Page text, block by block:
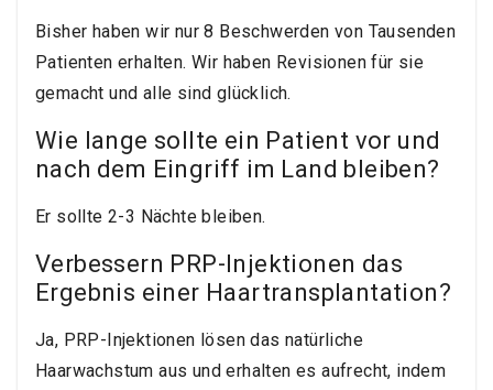
Bisher haben wir nur 8 Beschwerden von Tausenden
Patienten erhalten. Wir haben Revisionen für sie
gemacht und alle sind glücklich.
Wie lange sollte ein Patient vor und
nach dem Eingriff im Land bleiben?
Er sollte 2-3 Nächte bleiben.
Verbessern PRP-Injektionen das
Ergebnis einer Haartransplantation?
Ja, PRP-Injektionen lösen das natürliche
Haarwachstum aus und erhalten es aufrecht, indem